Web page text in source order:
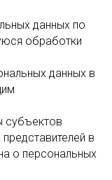
данных по
обработки
данных в
субъектов
в
о персональных